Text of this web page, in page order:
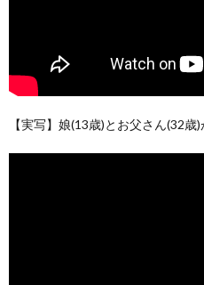
【実写】娘(13歳)とお父さん(32歳